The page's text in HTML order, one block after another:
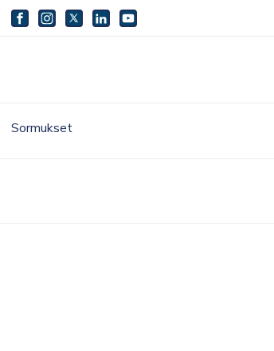
facebookinstagram
twitterlinkedinyoutube
Sormukset